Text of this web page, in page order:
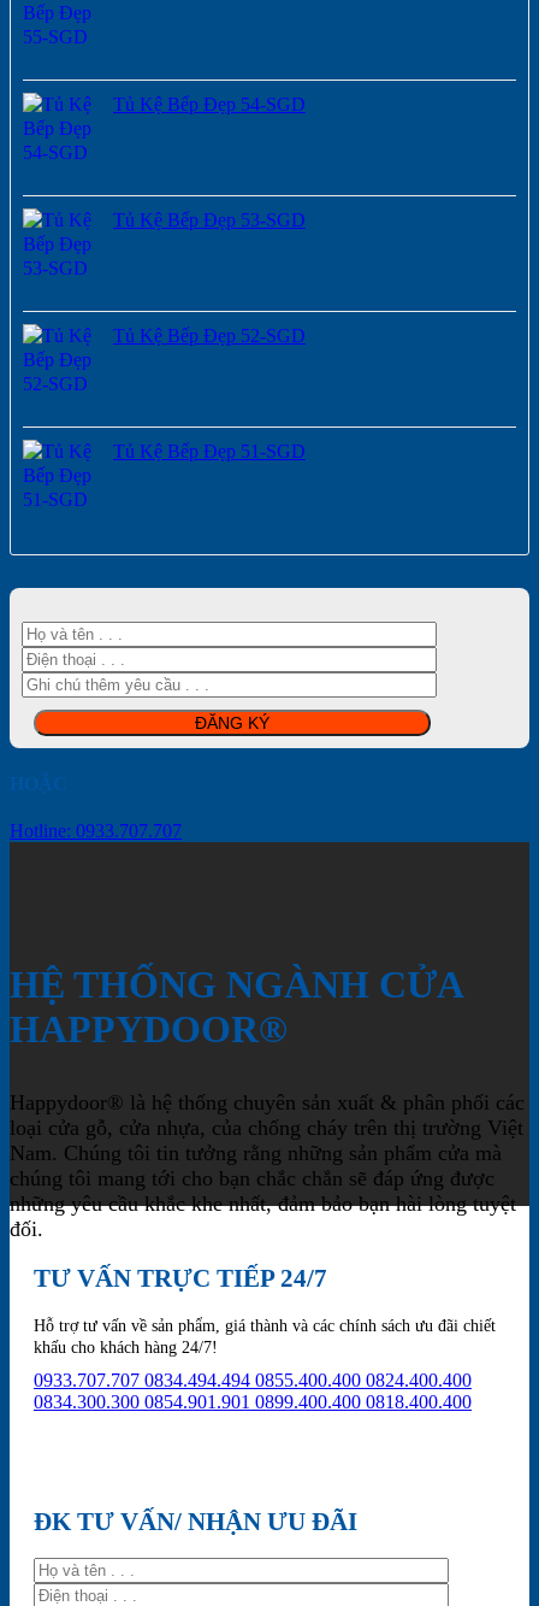
Tủ Kệ Bếp Đẹp 54-SGD
Tủ Kệ Bếp Đẹp 53-SGD
Tủ Kệ Bếp Đẹp 52-SGD
Tủ Kệ Bếp Đẹp 51-SGD
HOẶC
Hotline: 0933.707.707
HỆ THỐNG NGÀNH CỬA
HAPPYDOOR®
Happydoor® là hệ thống chuyên sản xuất & phân phối các
loại cửa gỗ, cửa nhựa, của chống cháy trên thị trường Việt
Nam. Chúng tôi tin tưởng rằng những sản phẩm cửa mà
chúng tôi mang tới cho bạn chắc chắn sẽ đáp ứng được
những yêu cầu khắc khe nhất, đảm bảo bạn hài lòng tuyệt
đối.
TƯ VẤN TRỰC TIẾP 24/7
Hỗ trợ tư vấn về sản phẩm, giá thành và các chính sách ưu đãi chiết
khấu cho khách hàng 24/7!
0933.707.707 0834.494.494 0855.400.400 0824.400.400
0834.300.300 0854.901.901 0899.400.400 0818.400.400
ĐK TƯ VẤN/ NHẬN ƯU ĐÃI